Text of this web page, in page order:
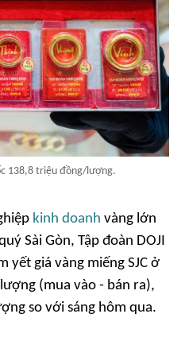
138,8 triệu đồng/lượng.
kinh doanh vàng lớn
Sài Gòn, Tập đoàn DOJI
yết giá vàng miếng SJC ở
(mua vào - bán ra),
so với sáng hôm qua.